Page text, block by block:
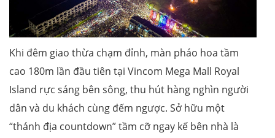
Khi đêm giao thừa chạm đỉnh, màn pháo hoa tầm
cao 180m lần đầu tiên tại Vincom Mega Mall Royal
Island rực sáng bên sông, thu hút hàng nghìn người
dân và du khách cùng đếm ngược. Sở hữu một
“thánh địa countdown” tầm cỡ ngay kế bên nhà là